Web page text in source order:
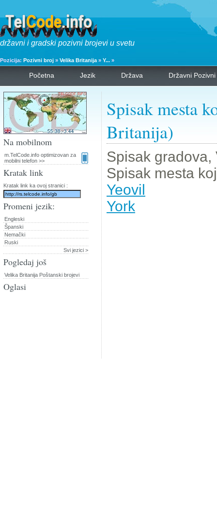
državni i gradski pozivni brojevi u svetu
Pozicija: Pozivni broj » Velika Britanija » Y... »
Početna Jezik Država Državni
Spisak mesta
Britanija)
Spisak gradova,
Spisak mesta
Yeovil
York
Na mobilnom
m.TelCode.info optimizovan za
mobilni telefon >>
Kratak link
Kratak link ka ovoj stranici :
Promeni jezik:
Engleski
Španski
Nemački
Ruski
Svi jezici >
Pogledaj još
Velika Britanija Poštanski brojevi
Oglasi